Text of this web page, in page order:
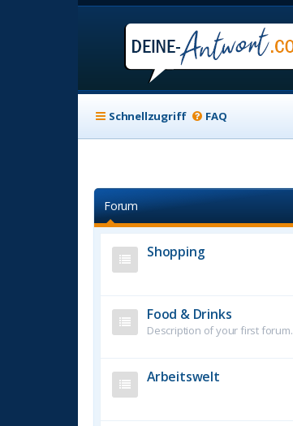
Schnellzugriff FAQ
Forum
Shopping
Food & Drinks
Description of your first forum.
Arbeitswelt